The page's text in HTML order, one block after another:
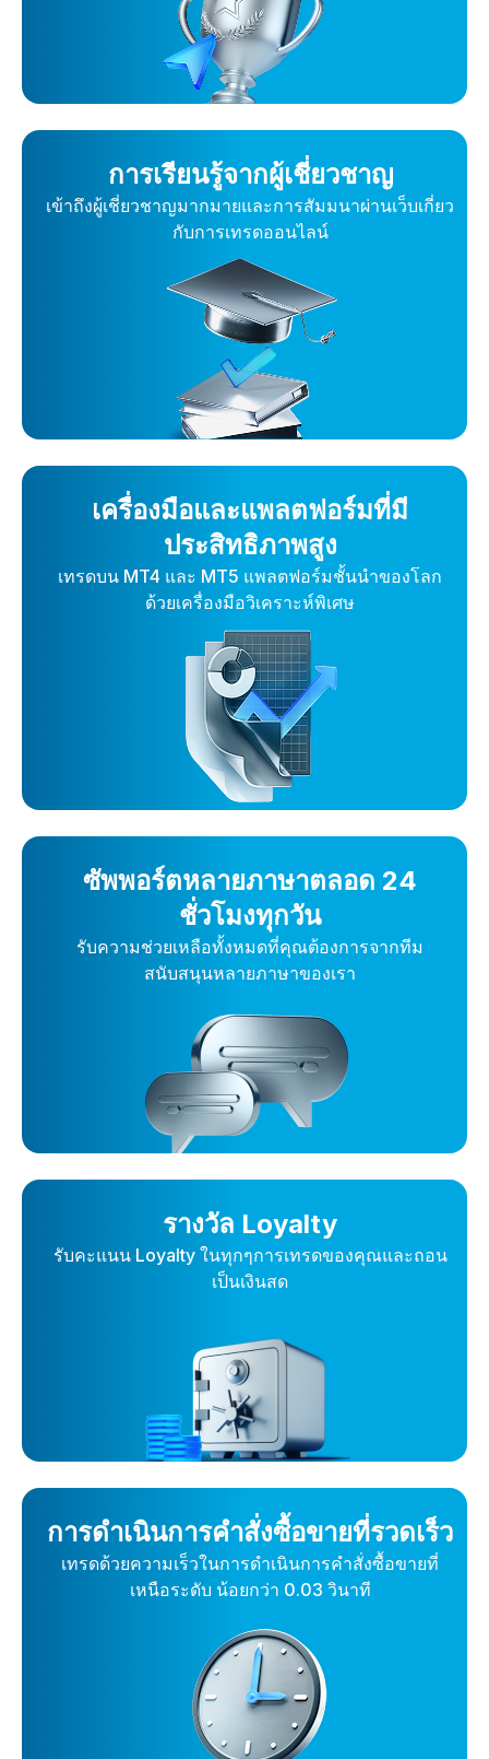
การเรียนรู้จากผู้เชี่ยวชาญ
เข้าถึงผู้เชี่ยวชาญมากมายและการสัมมนาผ่านเว็บเกี่ยว
กับการเทรดออนไลน์
เครื่องมือและแพลตฟอร์มที่มี
ประสิทธิภาพสูง
เทรดบน MT4 และ MT5 แพลตฟอร์มชั้นนำของโลก
ด้วยเครื่องมือวิเคราะห์พิเศษ
ซัพพอร์ตหลายภาษาตลอด 24
ชั่วโมงทุกวัน
รับความช่วยเหลือทั้งหมดที่คุณต้องการจากทีม
สนับสนุนหลายภาษาของเรา
รางวัล Loyalty
รับคะแนน Loyalty ในทุกๆการเทรดของคุณและถอน
เป็นเงินสด
การดำเนินการคำสั่งซื้อขายที่รวดเร็ว
เทรดด้วยความเร็วในการดำเนินการคำสั่งซื้อขายที่
เหนือระดับ น้อยกว่า 0.03 วินาที